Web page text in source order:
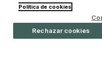
¿Cuáles son los
Cuando se trata de elegir
¿Necesitas ayuda?
Nuestra Tienda
Política de cookies
Rechazar cookies